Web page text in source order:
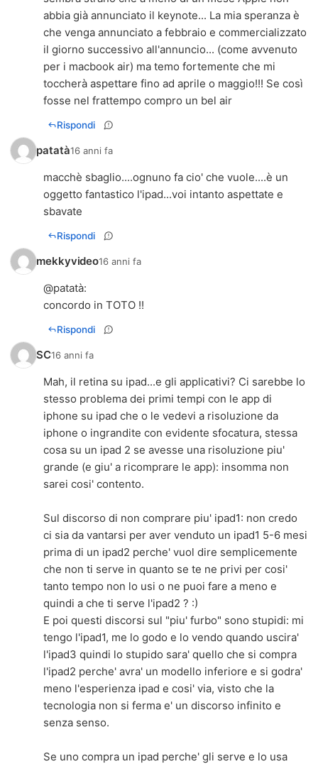
abbia già annunciato il keynote... La mia speranza è
che venga annunciato a febbraio e commercializzato
il giorno successivo all'annuncio... (come avvenuto
per i macbook air) ma temo fortemente che mi
toccherà aspettare fino ad aprile o maggio!!! Se così
fosse nel frattempo compro un bel air
Rispondi
patatà16 anni fa
macchè sbaglio....ognuno fa cio' che vuole....è un
oggetto fantastico l'ipad...voi intanto aspettate e
sbavate
Rispondi
mekkyvideo16 anni fa
@patatà:
concordo in TOTO !!
Rispondi
SC16 anni fa
Mah, il retina su ipad...e gli applicativi? Ci sarebbe lo
stesso problema dei primi tempi con le app di
iphone su ipad che o le vedevi a risoluzione da
iphone o ingrandite con evidente sfocatura, stessa
cosa su un ipad 2 se avesse una risoluzione piu'
grande (e giu' a ricomprare le app): insomma non
sarei cosi' contento.
Sul discorso di non comprare piu' ipad1: non credo
ci sia da vantarsi per aver venduto un ipad1 5-6 mesi
prima di un ipad2 perche' vuol dire semplicemente
che non ti serve in quanto se te ne privi per cosi'
tanto tempo non lo usi o ne puoi fare a meno e
quindi a che ti serve l'ipad2 ? :)
E poi questi discorsi sul "piu' furbo" sono stupidi: mi
tengo l'ipad1, me lo godo e lo vendo quando uscira'
l'ipad3 quindi lo stupido sara' quello che si compra
l'ipad2 perche' avra' un modello inferiore e si godra'
meno l'esperienza ipad e cosi' via, visto che la
tecnologia non si ferma e' un discorso infinito e
senza senso.
Se uno compra un ipad perche' gli serve e lo usa